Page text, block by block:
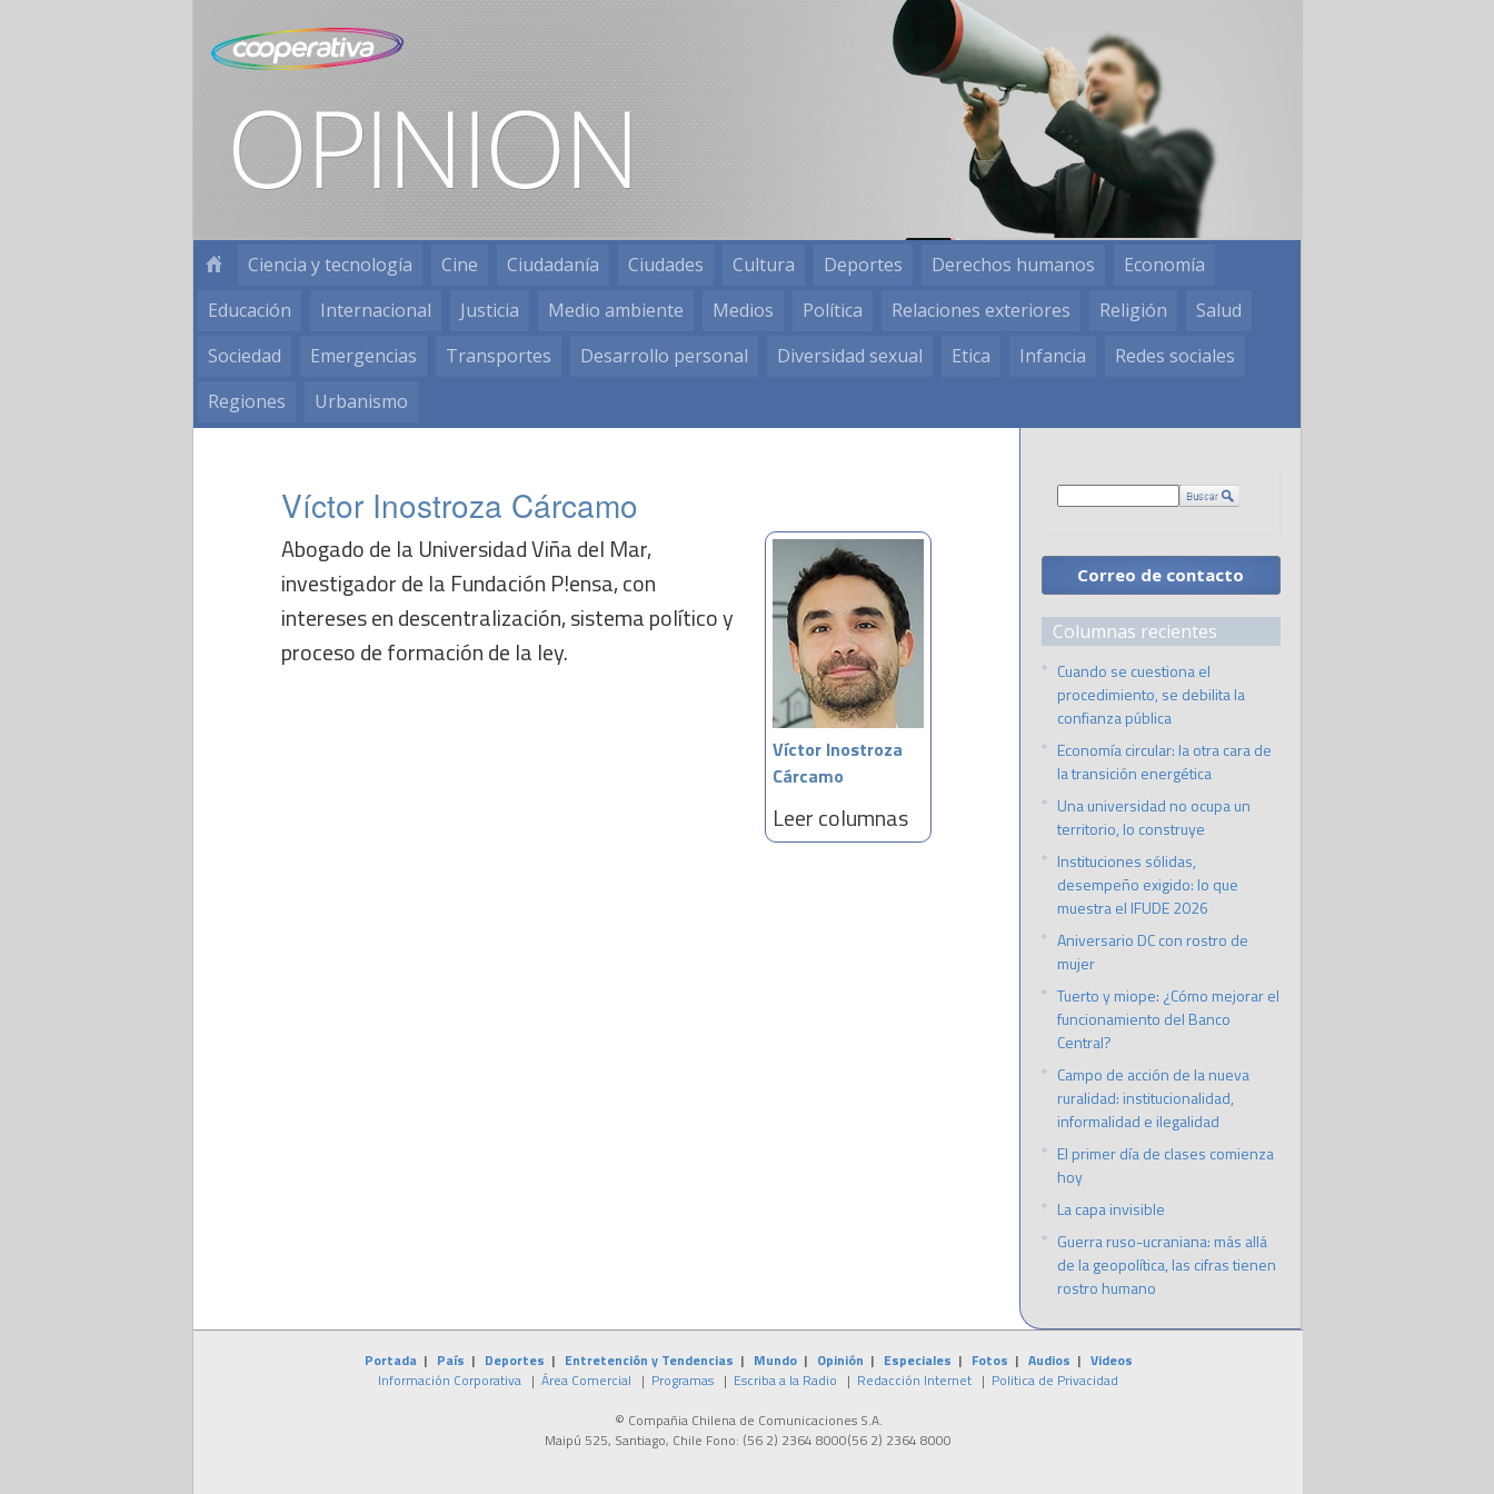
Ciencia y tecnología Cine Ciudadanía Ciudades Cultura Deportes Derechos humanos
Economía
Educación
Internacional Justicia Medio ambiente Medios Política Relaciones exteriores Religión
Salud
Sociedad
Emergencias Transportes Desarrollo personal Diversidad sexual Etica Infancia
Redes sociales
Regiones
Urbanismo
Víctor Inostroza Cárcamo
Víctor Inostroza
Cárcamo
Leer columnas
Abogado de la Universidad Viña del Mar,
investigador de la Fundación P!ensa, con
intereses en descentralización, sistema político y
proceso de formación de la ley.
Correo de contacto
Columnas recientes
Cuando se cuestiona el
procedimiento, se debilita la
confianza pública
Economía circular: la otra cara de
la transición energética
Una universidad no ocupa un
territorio, lo construye
Instituciones sólidas,
desempeño exigido: lo que
muestra el IFUDE 2026
Aniversario DC con rostro de
mujer
Tuerto y miope: ¿Cómo mejorar el
funcionamiento del Banco
Central?
Campo de acción de la nueva
ruralidad: institucionalidad,
informalidad e ilegalidad
El primer día de clases comienza
hoy
La capa invisible
Guerra ruso-ucraniana: más allá
de la geopolítica, las cifras tienen
rostro humano
Portada| País | Deportes | Entretención y Tendencias | Mundo| Opinión | Especiales | Fotos | Audios | Videos
Información Corporativa | Área Comercial | Programas | Escriba a la Radio | Redacción Internet | Politica de Privacidad
© Compañia Chilena de Comunicaciones S.A.
Maipú 525, Santiago, Chile Fono: (56 2) 2364 8000(56 2) 2364 8000